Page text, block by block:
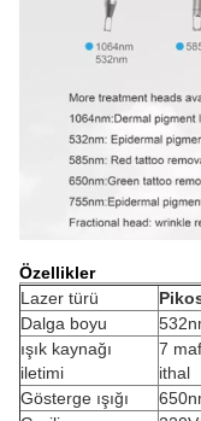
Özellikler
Lazer türü
Dalga boyu
ışık kaynağı
iletimi
7
ithal
Gösterge ışığı